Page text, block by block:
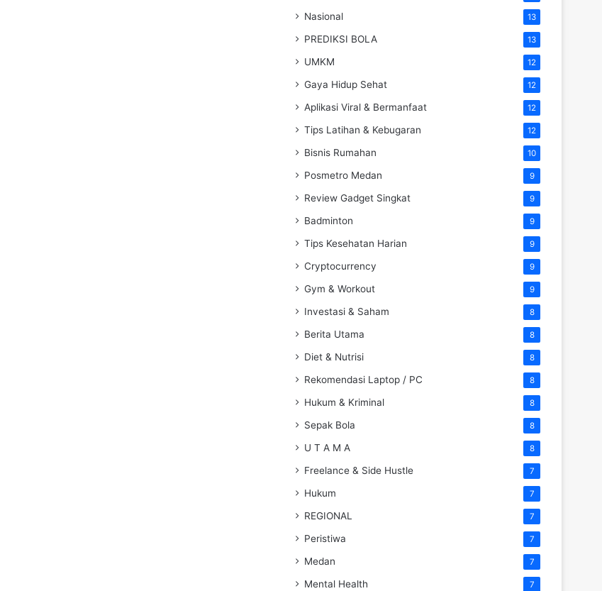
Nasional 13
PREDIKSI BOLA 13
UMKM 12
Gaya Hidup Sehat 12
Aplikasi Viral & Bermanfaat 12
Tips Latihan & Kebugaran 12
Bisnis Rumahan 10
Posmetro Medan 9
Review Gadget Singkat 9
Badminton 9
Tips Kesehatan Harian 9
Cryptocurrency 9
Gym & Workout 9
Investasi & Saham 8
Berita Utama 8
Diet & Nutrisi 8
Rekomendasi Laptop / PC 8
Hukum & Kriminal 8
Sepak Bola 8
U T A M A 8
Freelance & Side Hustle 7
Hukum 7
REGIONAL 7
Peristiwa 7
Medan 7
Mental Health 7